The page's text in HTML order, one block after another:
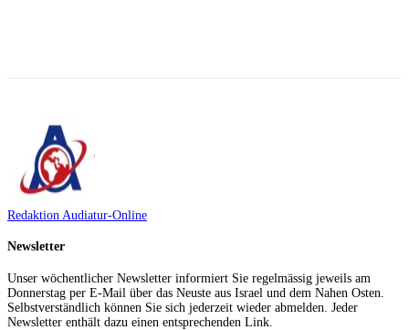
Redaktion Audiatur-Online
Newsletter
Unser wöchentlicher Newsletter informiert Sie regelmässig jeweils am
Donnerstag per E-Mail über das Neuste aus Israel und dem Nahen Osten.
Selbstverständlich können Sie sich jederzeit wieder abmelden. Jeder
Newsletter enthält dazu einen entsprechenden Link.